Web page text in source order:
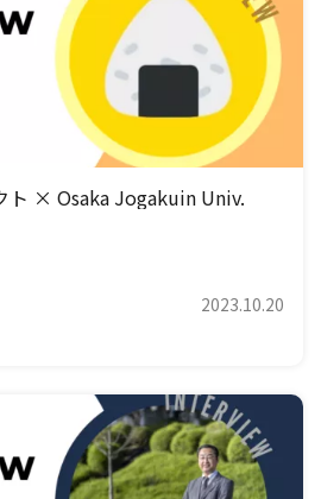
ト × Osaka Jogakuin Univ.
2023.10.20